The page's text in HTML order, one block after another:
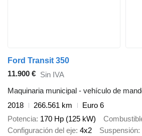
Ford Transit 350
11.900 € Sin IVA
Maquinaria municipal - vehículo de
2018
266.561 km
Euro 6
Potencia 170 Hp (125 kW)
Configuración del eje 4x2 Suspensión